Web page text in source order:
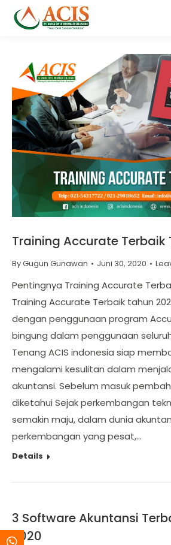
Training Accurate Terbaik
ByGugun Gunawan Juni 30, 2020
Pentingnya Training Accurate
Training Accurate Terbaik tahun
dengan penggunaan program
bingung dalam penggunaan
Tenang ACIS indonesia siap
mengalami kesulitan dalam
akuntansi. Sebelum masuk
diketahui Sejak perkembangan
semakin maju, dalam dunia
perkembangan yang pesat,…
Details
3 Software Akuntansi
2020